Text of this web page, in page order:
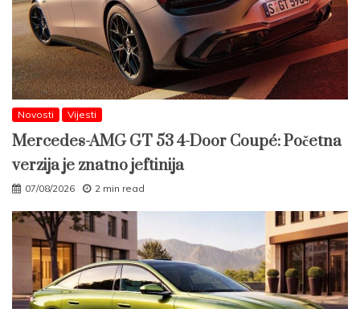
Novosti Vijesti
Mercedes-AMG GT 53 4-Door Coupé: Početna
verzija je znatno jeftinija
07/08/2026 2 min read